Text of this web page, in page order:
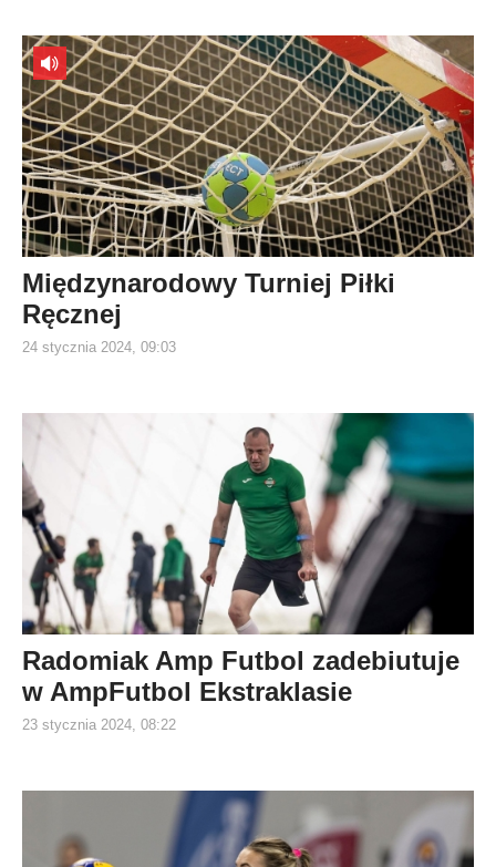
Międzynarodowy Turniej Piłki
Ręcznej
24 stycznia 2024, 09:03
Radomiak Amp Futbol zadebiutuje
w AmpFutbol Ekstraklasie
23 stycznia 2024, 08:22